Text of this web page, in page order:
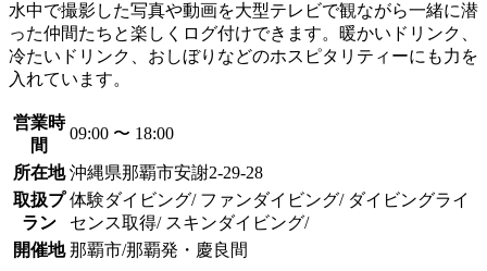
水中で撮影した写真や動画を大型テレビで観ながら一緒に潜
った仲間たちと楽しくログ付けできます。暖かいドリンク、
冷たいドリンク、おしぼりなどのホスピタリティーにも力を
入れています。
営業時
間
09:00 〜 18:00
所在地 沖縄県那覇市安謝2-29-28
取扱プ
ラン
体験ダイビング/ ファンダイビング/ ダイビングライ
センス取得/ スキンダイビング/
開催地 那覇市/那覇発・慶良間